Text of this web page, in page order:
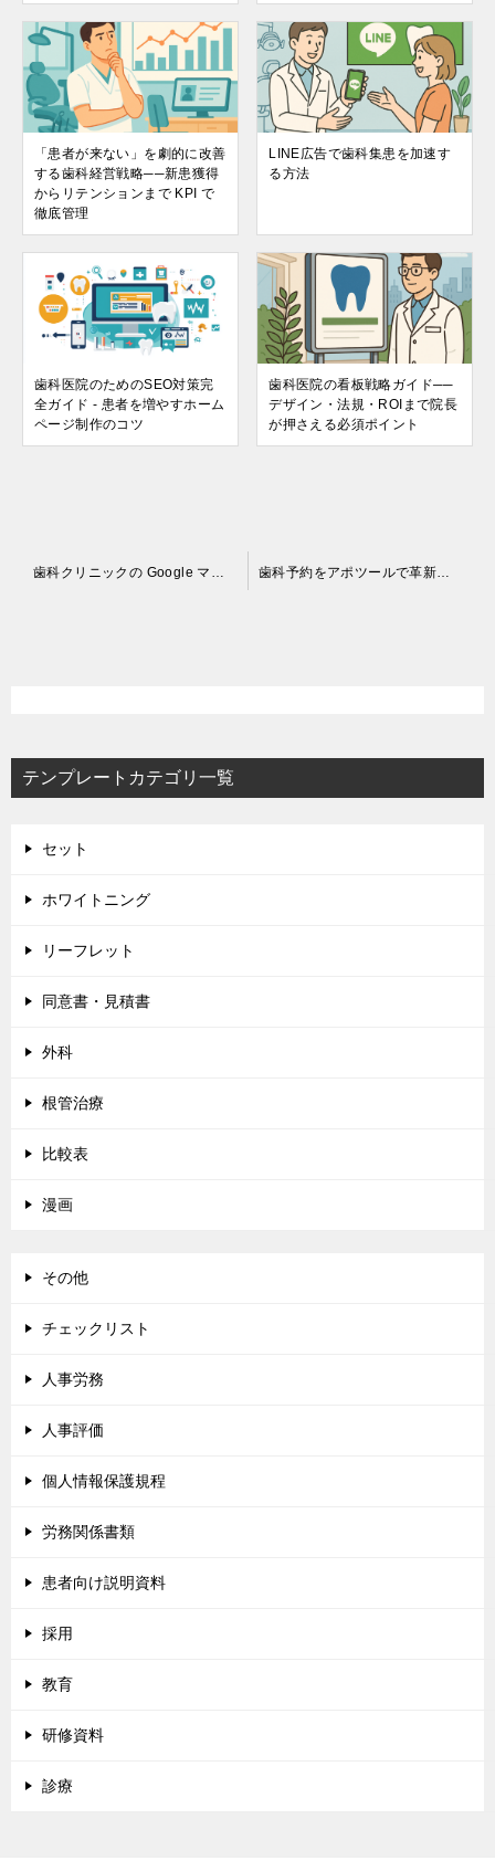
「患者が来ない」を劇的に改善
する歯科経営戦略──新患獲得
からリテンションまで KPI で
徹底管理
LINE広告で歯科集患を加速す
る方法
歯科医院のためのSEO対策完
全ガイド - 患者を増やすホーム
ページ制作のコツ
歯科医院の看板戦略ガイド──
デザイン・法規・ROIまで院長
が押さえる必須ポイント
シ
ン
歯科クリニックの Google マップ口コミ攻略──獲得・管理・悪評対策まで院長が数字で回す完全ガイド 歯科予約をアポツールで革新する方法──オンライン導線から ROI 管理まで院長が知るべき実践ガイド
テンプレートカテゴリ一覧
セット
ホワイトニング
リーフレット
同意書・見積書
外科
根管治療
比較表
漫画
その他
チェックリスト
人事労務
人事評価
個人情報保護規程
労務関係書類
患者向け説明資料
採用
教育
研修資料
診療